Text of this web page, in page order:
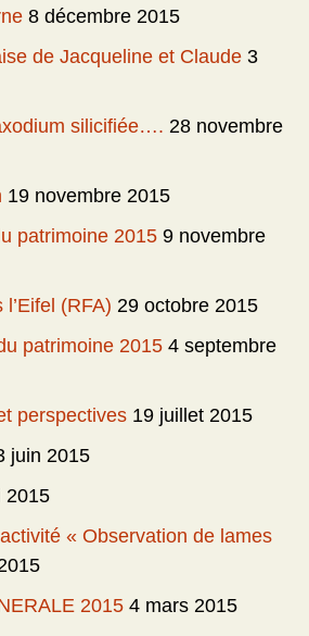
8 décembre 2015
de Jacqueline et Claude 3
silicifiée…. 28 novembre
19 novembre 2015
patrimoine 2015 9 novembre
(RFA) 29 octobre 2015
patrimoine 2015 4 septembre
perspectives 19 juillet 2015
juin 2015
2015
« Observation de lames
2015 4 mars 2015